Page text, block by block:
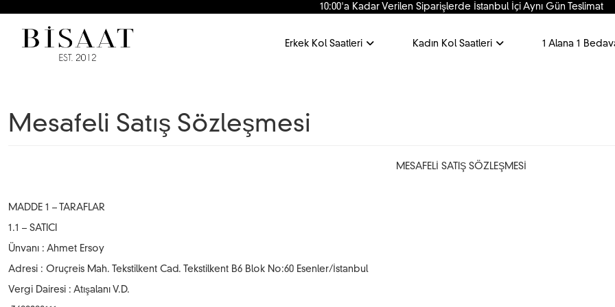
10:00'a Kadar Verilen Siparişlerde İstanbul İçi Aynı Gün Teslimat
Erkek Kol Saatleri Kadın Kol Saatleri 1 Alana 1
Mesafeli Satış Sözleşmesi
MESAFELİ SATIŞ SÖZLEŞMESİ
MADDE 1 – TARAFLAR
1.1 – SATICI
Ünvanı : Ahmet Ersoy
Adresi : Oruçreis Mah. Tekstilkent Cad. Tekstilkent B6 Blok No:60 Esenler/İstanbul
Vergi Dairesi : Atışalanı V.D.